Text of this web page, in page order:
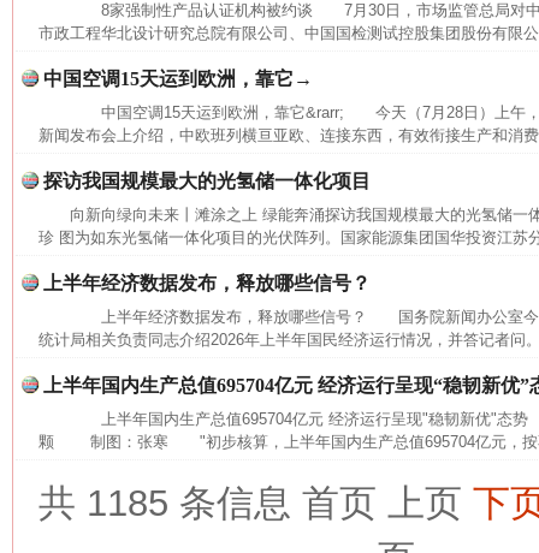
8家强制性产品认证机构被约谈 7月30日，市场监管总局对中
市政工程华北设计研究总院有限公司、中国国检测试控股集团股份有限
中国空调15天运到欧洲，靠它→
中国空调15天运到欧洲，靠它&rarr; 今天（7月28日）上午，
新闻发布会上介绍，中欧班列横亘亚欧、连接东西，有效衔接生产和消
探访我国规模最大的光氢储一体化项目
向新向绿向未来丨滩涂之上 绿能奔涌探访我国规模最大的光氢储一
珍 图为如东光氢储一体化项目的光伏阵列。国家能源集团国华投资
上半年经济数据发布，释放哪些信号？
上半年经济数据发布，释放哪些信号？ 国务院新闻办公室今
统计局相关负责同志介绍2026年上半年国民经济运行情况，并答记者问
上半年国内生产总值695704亿元 经济运行呈现“稳韧新优”
上半年国内生产总值695704亿元 经济运行呈现"稳韧新优"态
颗 制图：张寒 "初步核算，上半年国内生产总值695704亿元，按
共 1185 条信息 首页 上页 下
网上购药对药下症？